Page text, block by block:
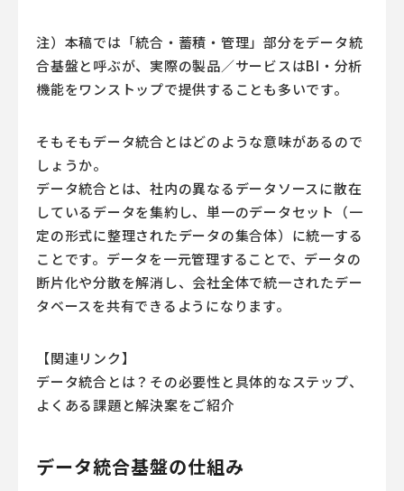
注）本稿では「統合・蓄積・管理」部分をデータ統
合基盤と呼ぶが、実際の製品／サービスはBI・分析
機能をワンストップで提供することも多いです。
そもそもデータ統合とはどのような意味があるので
しょうか。
データ統合とは、社内の異なるデータソースに散在
しているデータを集約し、単一のデータセット（一
定の形式に整理されたデータの集合体）に統一する
ことです。データを一元管理することで、データの
断片化や分散を解消し、会社全体で統一されたデー
タベースを共有できるようになります。
【関連リンク】
データ統合とは？その必要性と具体的なステップ、
よくある課題と解決案をご紹介
データ統合基盤の仕組み